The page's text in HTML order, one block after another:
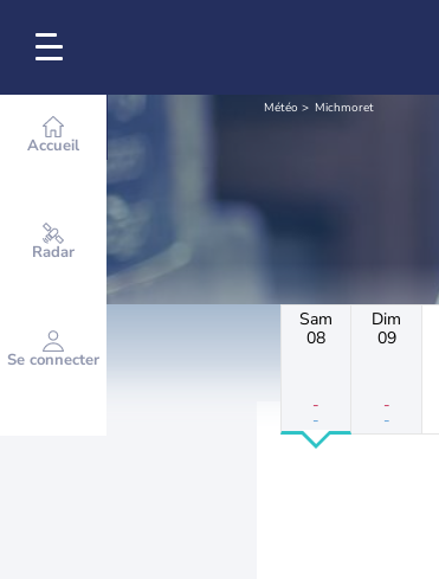
Accueil
Radar
Se connecter
Météo Michmoret
Sam
08
-
-
Dim
09
-
-